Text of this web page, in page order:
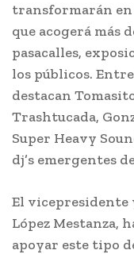
transformarán
que acogerá más
pasacalles,
los públicos.
destacan
Trashtucada,
Super Heavy
dj’s emergentes
El vicepresidente
López Mestanza,
apoyar este tipo